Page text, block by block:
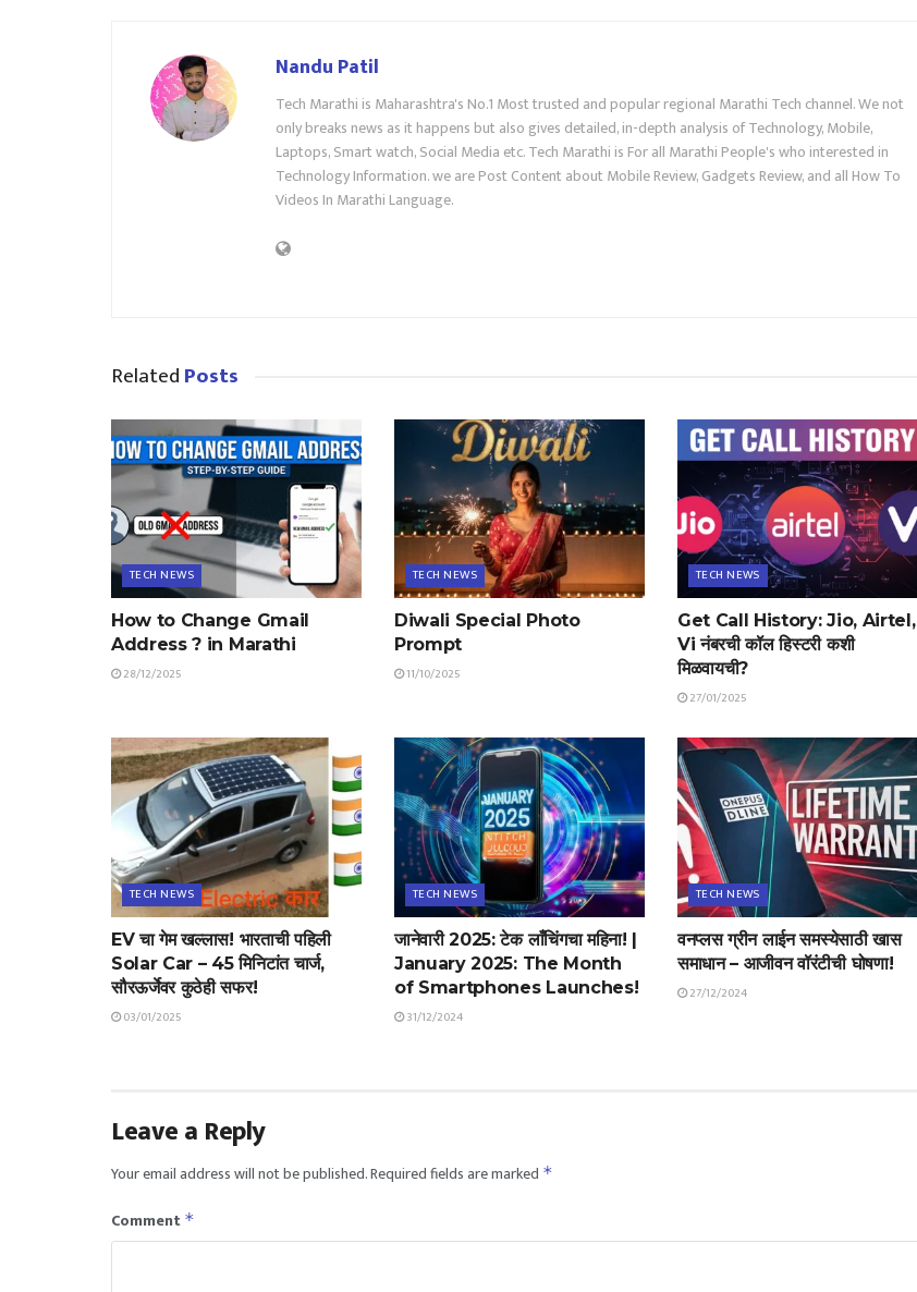
Nandu Patil
Tech Marathi is Maharashtra's No.1 Most trusted and popular regional Marathi Tech channel. We not
only breaks news as it happens but also gives detailed, in-depth analysis of Technology, Mobile,
Laptops, Smart watch, Social Media etc. Tech Marathi is For all Marathi People's who interested in
Technology Information. we are Post Content about Mobile Review, Gadgets Review, and all How To
Videos In Marathi Language.
RelatedPosts
TECH NEWS
How to Change Gmail
Address ? in Marathi
28/12/2025
TECH NEWS
Diwali Special Photo
Prompt
11/10/2025
TECH NEWS
Get Call History: Jio, Airtel,
Vi नंबरची कॉल हिस्टरी कशी
मिळवायची?
27/01/2025
TECH NEWS
EV चा गेम खल्लास! भारताची पहिली
Solar Car – 45 मिनिटांत चार्ज,
सौरऊर्जेवर कुठेही सफर!
03/01/2025
TECH NEWS
जानेवारी 2025: टेक लाँचिंगचा महिना! |
January 2025: The Month
of Smartphones Launches!
31/12/2024
TECH NEWS
वनप्लस ग्रीन लाईन समस्येसाठी खास
समाधान – आजीवन वॉरंटीची घोषणा!
27/12/2024
Leave a Reply
Your email address will not be published.Required fields are marked *
Comment *